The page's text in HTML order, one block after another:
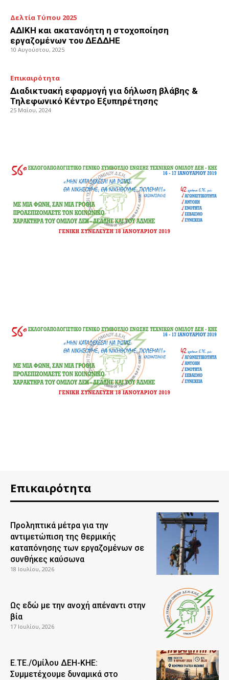
Δελτία Τύπου 2025
ΑΔΙΚΗ και ακατανόητη η στοχοποίηση
εργαζομένων του ΔΕΔΔΗΕ
10 Αυγούστου, 2025
Επικαιρότητα
Διαδικτυακή εφαρμογή για δήλωση βλάβης &
Τηλεφωνικό Κέντρο Εξυπηρέτησης
25 Μαΐου, 2024
Επικαιρότητα
Προληπτικά μέτρα για την
αντιμετώπιση της θερμικής
καταπόνησης των εργαζομένων σε
συνθήκες καύσωνα
18 Ιουλίου, 2026
Ως εδώ με την ανοχή απέναντι στην
βία
17 Ιουλίου, 2026
Ε.ΤΕ./Ομίλου ΔΕΗ-ΚΗΕ:
Συμμετέχουμε δυναμικά στο